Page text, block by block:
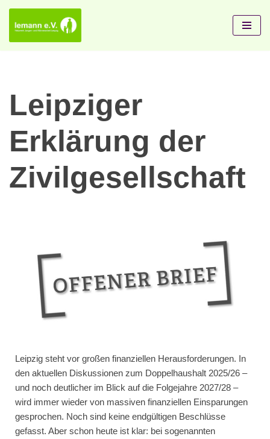
Zum
Leipziger
Erklärung der
Zivilgesellschaft
Leipzig steht vor großen finanziellen Herausforderungen. In
den aktuellen Diskussionen zum Doppelhaushalt 2025/26 –
und noch deutlicher im Blick auf die Folgejahre 2027/28 –
wird immer wieder von massiven finanziellen Einsparungen
gesprochen. Noch sind keine endgültigen Beschlüsse
gefasst. Aber schon heute ist klar: bei sogenannten